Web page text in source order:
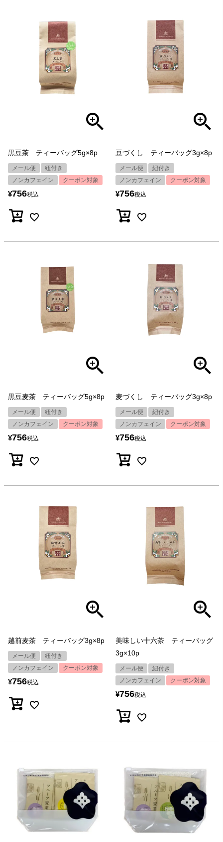
黒豆茶 ティーバッグ5g×8p
メール便
紐付き
ノンカフェイン
クーポン対象
¥756税込
豆づくし ティーバッグ3g×8p
メール便
紐付き
ノンカフェイン
クーポン対象
¥756税込
黒豆麦茶 ティーバッグ5g×8p
メール便
紐付き
ノンカフェイン
クーポン対象
¥756税込
麦づくし ティーバッグ3g×8p
メール便
紐付き
ノンカフェイン
クーポン対象
¥756税込
越前麦茶 ティーバッグ3g×8p
メール便
紐付き
ノンカフェイン
クーポン対象
¥756税込
美味しい十六茶 ティーバッグ
3g×10p
メール便
紐付き
ノンカフェイン
クーポン対象
¥756税込